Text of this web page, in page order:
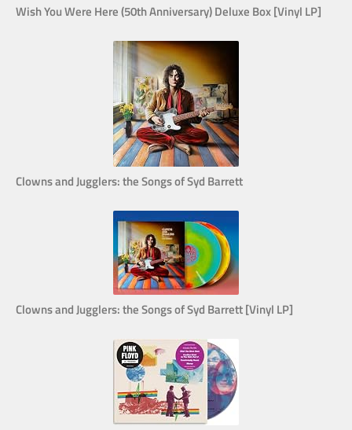
Wish You Were Here (50th Anniversary) Deluxe Box [Vinyl LP]
Clowns and Jugglers: the Songs of Syd Barrett
Clowns and Jugglers: the Songs of Syd Barrett [Vinyl LP]